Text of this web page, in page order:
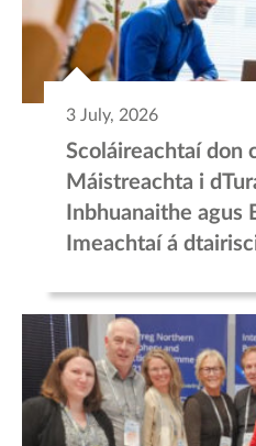
3 July, 2026
Scoláireachtaí don
Máistreachta i
Inbhuanaithe agus
Imeachtaí á